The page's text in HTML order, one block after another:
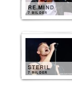
RE.MIND
7 BILDER
STERIL
7 BILDER